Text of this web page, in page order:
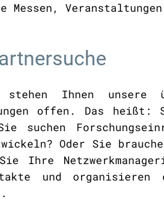
Messen,
stehen Ihnen unsere
offen. Das heißt:
suchen
Oder Sie
Ihre
und organisieren